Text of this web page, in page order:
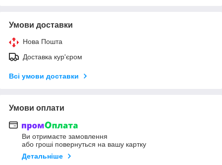
Умови доставки
Нова Пошта
Доставка кур'єром
Всі умови доставки
Умови оплати
Ви отримаєте замовлення
або гроші повернуться на вашу картку
Детальніше